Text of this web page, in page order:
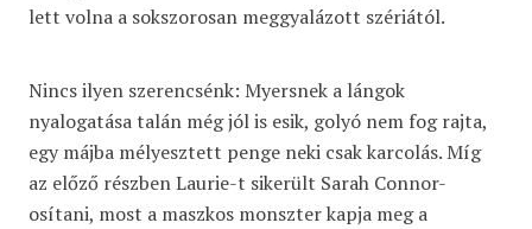
lett volna a sokszorosan meggyalázott szériától.
Nincs ilyen szerencsénk: Myersnek a lángok
nyalogatása talán még jól is esik, golyó nem fog rajta,
egy májba mélyesztett penge neki csak karcolás. Míg
az előző részben Laurie-t sikerült Sarah Connor-
osítani, most a maszkos monszter kapja meg a